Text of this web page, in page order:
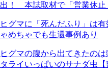
出！ 本誌取材で「営業休止
ヒグマに「死んだふり」は
ゃめちゃでも生還事例あり
ヒグマの腹から出てきたの
タライいっぱいのサナダ虫【